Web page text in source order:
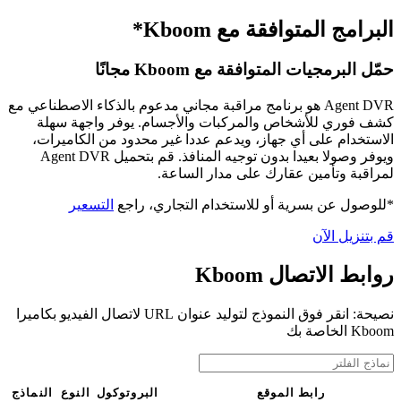
البرامج المتوافقة مع Kboom*
حمّل البرمجيات المتوافقة مع Kboom مجانًا
Agent DVR هو برنامج مراقبة مجاني مدعوم بالذكاء الاصطناعي مع
كشف فوري للأشخاص والمركبات والأجسام. يوفر واجهة سهلة
الاستخدام على أي جهاز، ويدعم عددا غير محدود من الكاميرات،
ويوفر وصولا بعيدا بدون توجيه المنافذ. قم بتحميل Agent DVR
لمراقبة وتأمين عقارك على مدار الساعة.
*للوصول عن بسرية أو للاستخدام التجاري، راجع التسعير
قم بتنزيل الآن
روابط الاتصال Kboom
نصيحة: انقر فوق النموذج لتوليد عنوان URL لاتصال الفيديو بكاميرا
Kboom الخاصة بك
النماذج النوع البروتوكول رابط الموقع